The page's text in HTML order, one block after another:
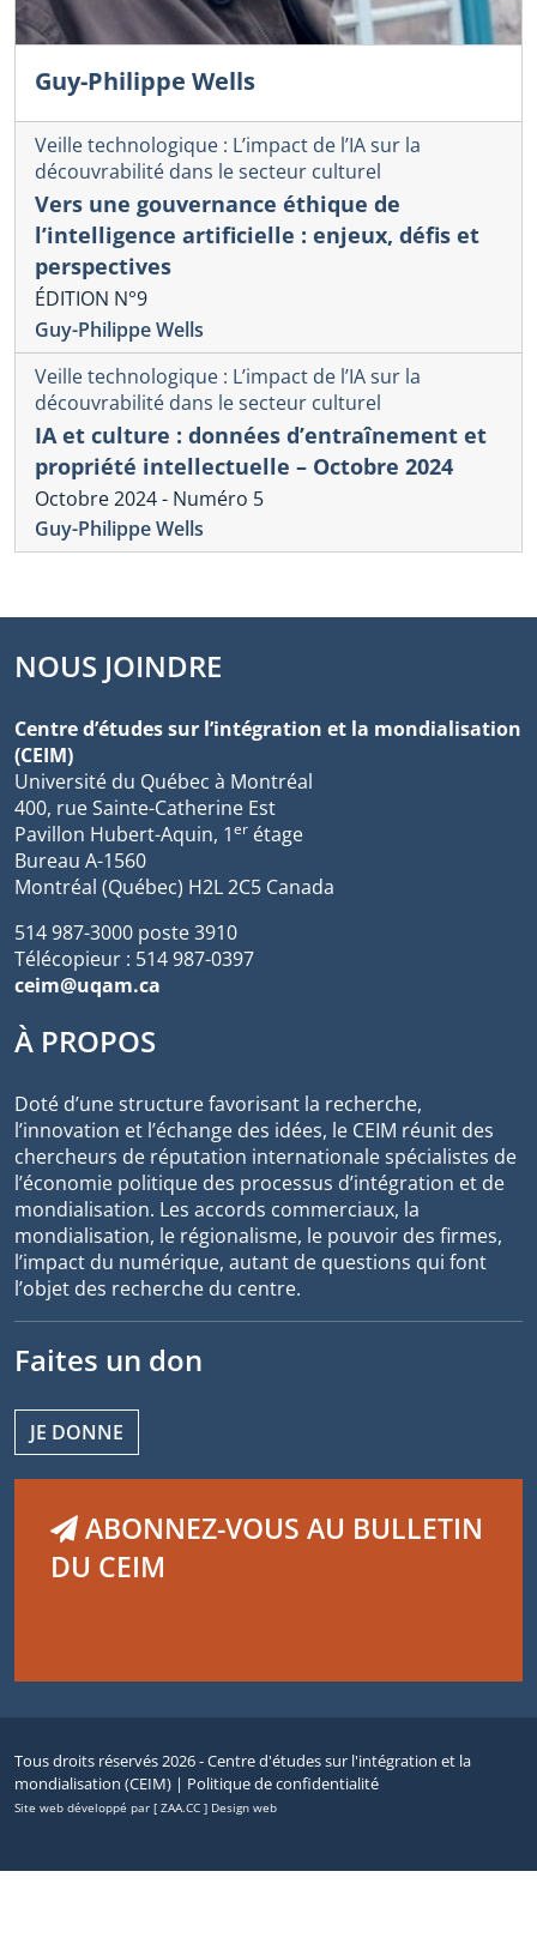
Guy-Philippe Wells
Veille technologique : L’impact de l’IA sur la
découvrabilité dans le secteur culturel
Vers une gouvernance éthique de
l’intelligence artificielle : enjeux, défis et
perspectives
ÉDITION N°9
Guy-Philippe Wells
Veille technologique : L’impact de l’IA sur la
découvrabilité dans le secteur culturel
IA et culture : données d’entraînement et
propriété intellectuelle – Octobre 2024
Octobre 2024 - Numéro 5
Guy-Philippe Wells
NOUS JOINDRE
Centre d’études sur l’intégration et la mondialisation
(CEIM)
Université du Québec à Montréal
400, rue Sainte-Catherine Est
Pavillon Hubert-Aquin, 1er étage
Bureau A-1560
Montréal (Québec) H2L 2C5 Canada
514 987-3000 poste 3910
Télécopieur : 514 987-0397
ceim@uqam.ca
À PROPOS
Doté d’une structure favorisant la recherche,
l’innovation et l’échange des idées, le CEIM réunit des
chercheurs de réputation internationale spécialistes de
l’économie politique des processus d’intégration et de
mondialisation. Les accords commerciaux, la
mondialisation, le régionalisme, le pouvoir des firmes,
l’impact du numérique, autant de questions qui font
l’objet des recherche du centre.
Faites un don
JE DONNE
ABONNEZ-VOUS AU BULLETIN
DU CEIM
Tous droits réservés 2026 - Centre d'études sur l'intégration et la
mondialisation (CEIM) | Politique de confidentialité
Site web développé par [ ZAA.CC ] Design web